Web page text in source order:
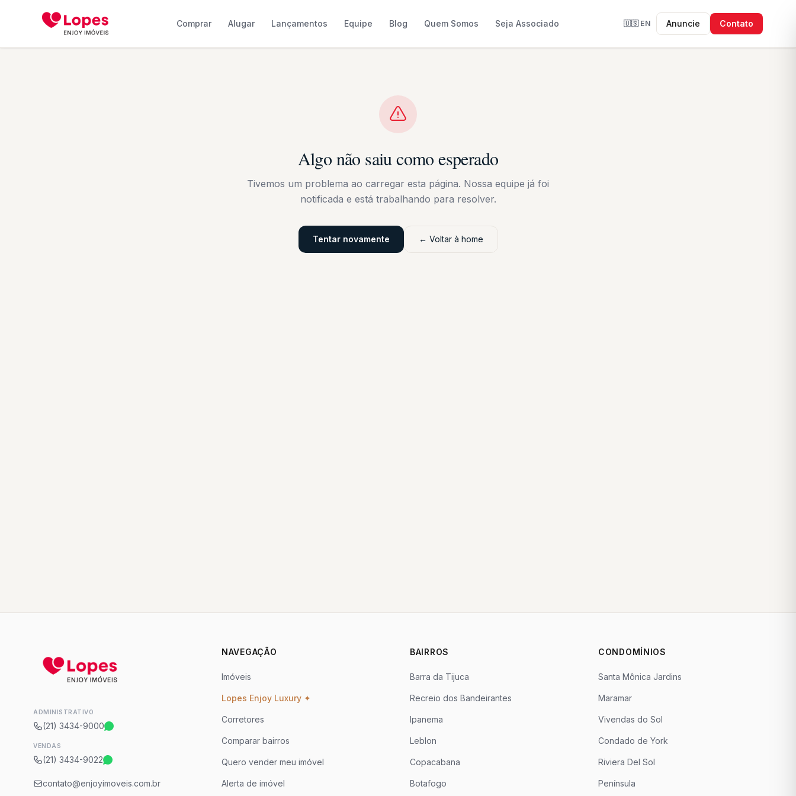
Comprar Alugar Lançamentos Equipe Blog Quem Somos Seja Associado 🇺🇸 EN Anuncie Contato
Algo não saiu como esperado
Tivemos um problema ao carregar esta página. Nossa equipe já foi
notificada e está trabalhando para resolver.
Tentar novamente ← Voltar à home
ADMINISTRATIVO
(21) 3434-9000
VENDAS
(21) 3434-9022
contato@enjoyimoveis.com.br
NAVEGAÇÃO
Imóveis
Lopes Enjoy Luxury ✦
Corretores
Comparar bairros
Quero vender meu imóvel
Alerta de imóvel
BAIRROS
Barra da Tijuca
Recreio dos Bandeirantes
Ipanema
Leblon
Copacabana
Botafogo
CONDOMÍNIOS
Santa Mônica Jardins
Maramar
Vivendas do Sol
Condado de York
Riviera Del Sol
Península